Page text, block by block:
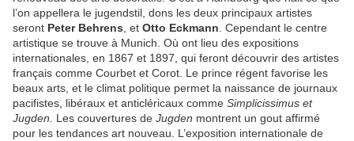
l’on appellera le jugendstil, dons les deux principaux artistes
seront Peter Behrens , et Otto Eckmann . Cependant le centre
artistique se trouve à Munich. Où ont lieu des expositions
internationales, en 1867 et 1897, qui feront découvrir des artistes
français comme Courbet et Corot. Le prince régent favorise les
beaux arts, et le climat politique permet la naissance de journaux
pacifistes, libéraux et anticléricaux comme Simplicissimus et
Jugden. Les couvertures de Jugden montrent un gout affirmé
pour les tendances art nouveau. L’exposition internationale de